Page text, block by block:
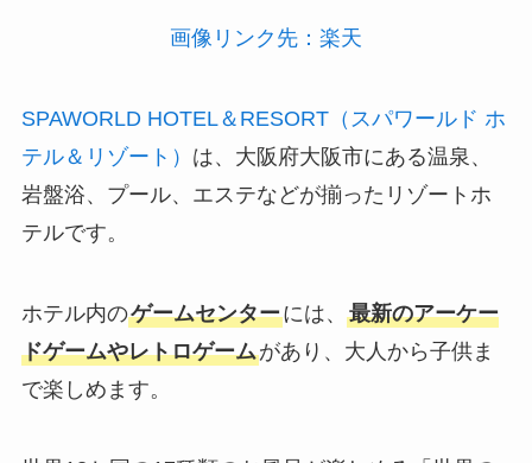
画像リンク先：楽天
SPAWORLD HOTEL＆RESORT（スパワールド ホ
テル＆リゾート） は、大阪府大阪市にある温泉、
岩盤浴、プール、エステなどが揃ったリゾートホ
テルです。
ホテル内のゲームセンターには、 最新のアーケー
ドゲームやレトロゲームがあり、大人から子供ま
で楽しめます。